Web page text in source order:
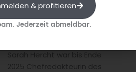
Sarah Hercht war bis Ende
2025 Chefredakteurin des
& profitieren
Jederzeit abmeldbar.